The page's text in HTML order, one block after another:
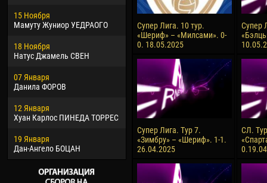
15 Ноября
Мамуту Жуниор УЕДРАОГО
18 Ноября
Натус Джамель СВЕН
07 Января
Данила ФОРОВ
12 Января
Хуан Карлос ПИНЕДА ТОРРЕС
19 Января
Дан-Ангело БОЦАН
09 Марта
Эммануэль АФЕТСЕ
20 Марта
Хайдер Морено АСПРИЛЬЯ
22 Марта
Самба КОНЕ
26 Марта
Витор Уго Морайс де
ОЛИВЕЙРА
28 Марта
Раи ЛОПЕС ДЕ ОЛИВЕЙРА
15
24
28
10
15
Супер Лига. 10 тур.
«Шериф» – «Милсами». 0-
0. 18.05.2025
Супер
Супер Лига. Тур 7.
«Зимбру» – «Шериф». 1-1.
26.04.2025
СЛ.